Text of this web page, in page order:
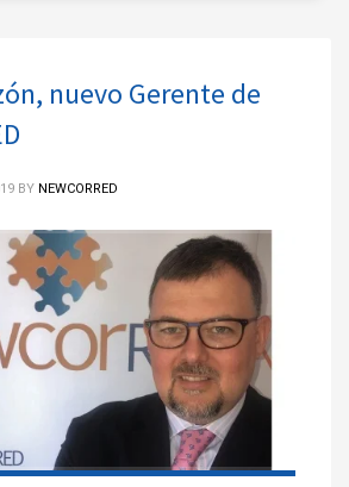
nuevo Gerente de
BY NEWCORRED